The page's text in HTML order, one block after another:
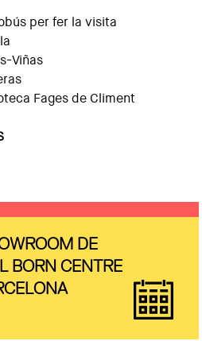
per fer la visita
Viñas
Fages de Climent
DE
BORN CENTRE